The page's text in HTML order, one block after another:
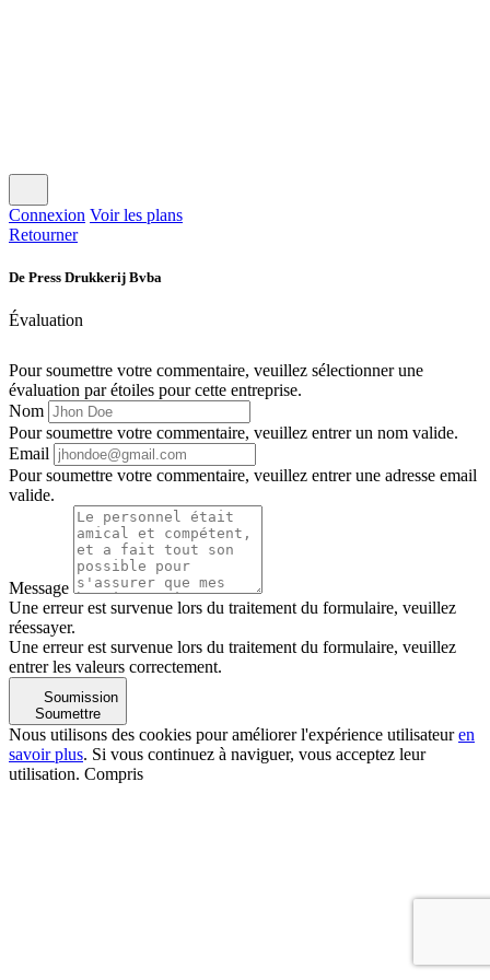
Connexion Voir les plans
Retourner
De Press Drukkerij Bvba
Évaluation
Pour soumettre votre commentaire, veuillez sélectionner une
évaluation par étoiles pour cette entreprise.
Nom
Pour soumettre votre commentaire, veuillez entrer un nom valide.
Email
Pour soumettre votre commentaire, veuillez entrer une adresse email
valide.
Message
Une erreur est survenue lors du traitement du formulaire, veuillez
réessayer.
Une erreur est survenue lors du traitement du formulaire, veuillez
entrer les valeurs correctement.
Soumission
Soumettre
Nous utilisons des cookies pour améliorer l'expérience utilisateuren
savoir plus. Si vous continuez à naviguer, vous acceptez leur
utilisation. Compris